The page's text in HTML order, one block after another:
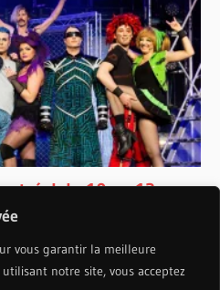
vous garantir la meilleure
notre site, vous acceptez